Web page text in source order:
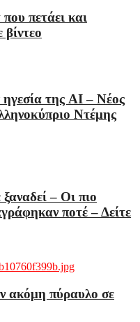
πετάει και
της AI – Νέος
Ντέμης
– Οι πιο
ποτέ – Δείτε
ακόμη πύραυλο σε